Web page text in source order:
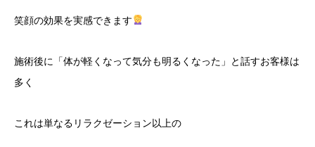
笑顔の効果を実感できます
施術後に「体が軽くなって気分も明るくなった」と話すお客様は
多く
これは単なるリラクゼーション以上の